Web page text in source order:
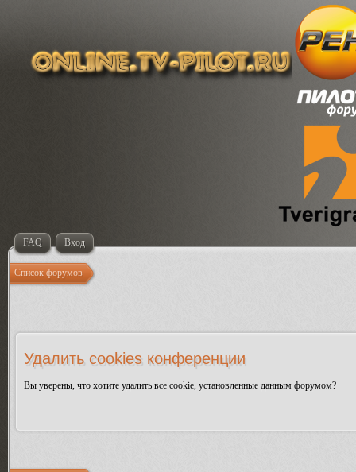
FAQ Вход
Список форумов
Удалить cookies конференции
Вы уверены, что хотите удалить все cookie, установленные данным форумом?